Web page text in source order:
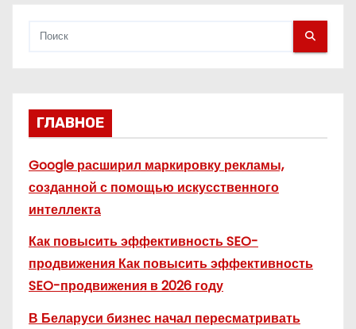
ГЛАВНОЕ
Google расширил маркировку рекламы,
созданной с помощью искусственного
интеллекта
Как повысить эффективность SEO-
продвижения Как повысить эффективность
SEO-продвижения в 2026 году
В Беларуси бизнес начал пересматривать